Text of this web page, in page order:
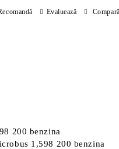
Evaluează Compară
200 benzina
1,598 200 benzina